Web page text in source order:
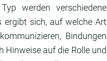
werden verschiedene
ergibt sich, auf welche Art
Bindungen
Hinweise auf die Rolle und